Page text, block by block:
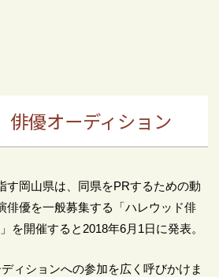
俳優オーディション
す岡山県は、同県をPRするための動
俳優を一般募集する「ハレウッド俳
を開催すると2018年6月1日に発表。
ィションへの参加を広く呼びかけま